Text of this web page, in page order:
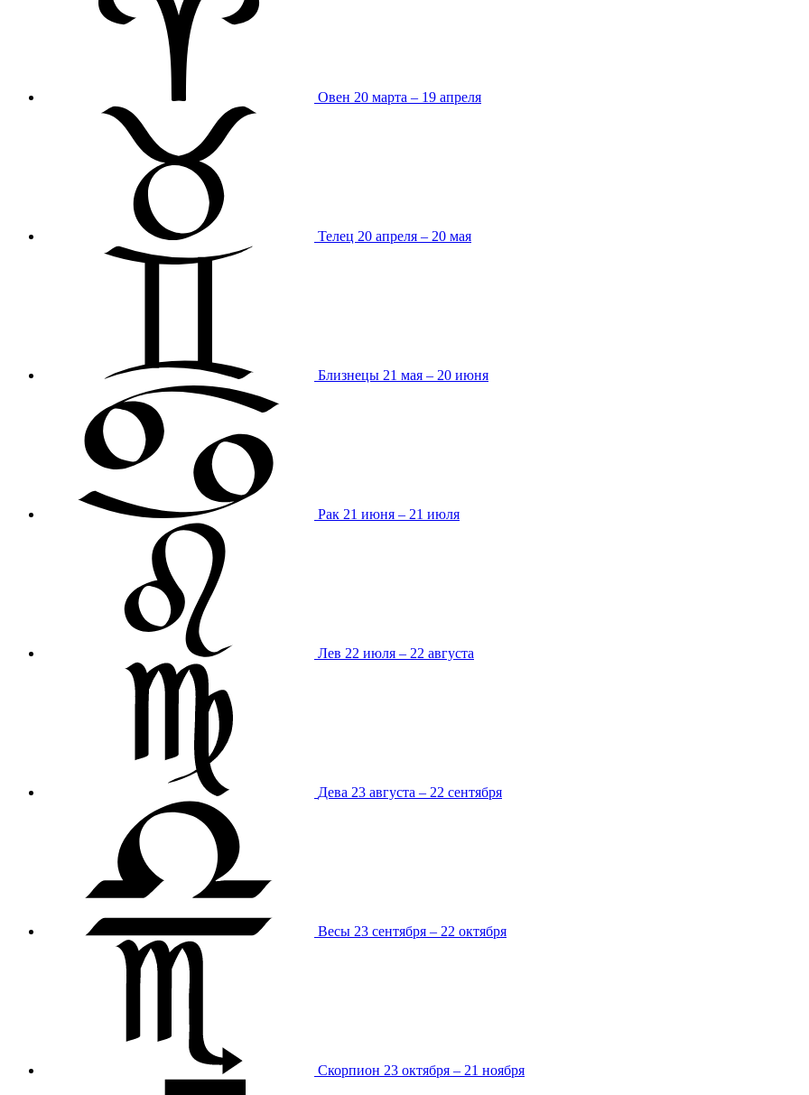
Овен 20 марта – 19 апреля
Телец 20 апреля – 20 мая
Близнецы 21 мая – 20 июня
Рак 21 июня – 21 июля
Лев 22 июля – 22 августа
Дева 23 августа – 22 сентября
Весы 23 сентября – 22 октября
Скорпион 23 октября – 21 ноября